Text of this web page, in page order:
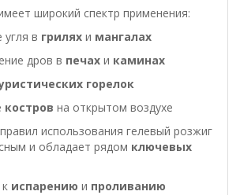
широкий спектр применения:
угля в грилях и мангалах
дров в печах и каминах
горелок
костров на открытом воздухе
использования гелевый розжиг
и обладает рядом ключевых
испарению и проливанию